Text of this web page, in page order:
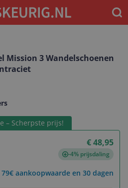
Mission 3 Wandelschoenen
– Scherpste prijs!
€ 48,95
-4% prijsdaling
aankoopwaarde en 30 dagen